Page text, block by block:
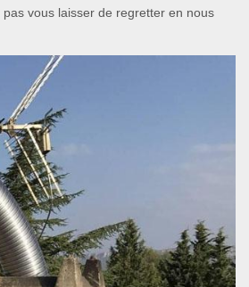
vous laisser de regretter en nous